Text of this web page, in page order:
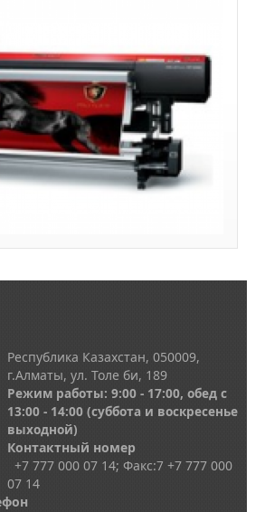
Республика Казахстан, 050009,
г.Алматы, ул. Толе би, 189
Режим работы: 9:00 - 17:00, обед с
13:00 - 14:00 (суббота и воскресенье
выходной)
Контактный номер
+7 777 000 07 14; Факс:7 +7 777 000
07 14